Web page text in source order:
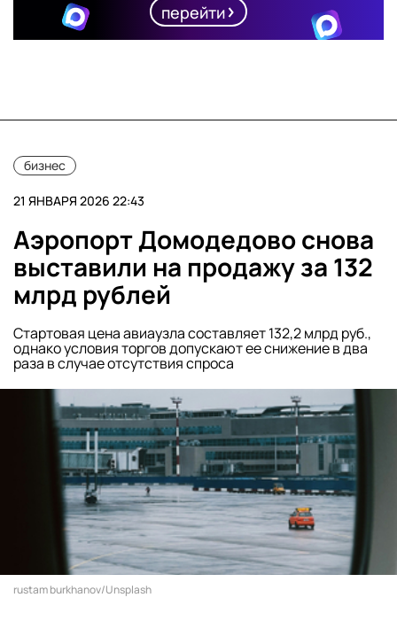
перейти
бизнес
21 ЯНВАРЯ 2026 22:43
Аэропорт Домодедово снова
выставили на продажу за 132
млрд рублей
Стартовая цена авиаузла составляет 132,2 млрд руб.,
однако условия торгов допускают ее снижение в два
раза в случае отсутствия спроса
rustam burkhanov/Unsplash